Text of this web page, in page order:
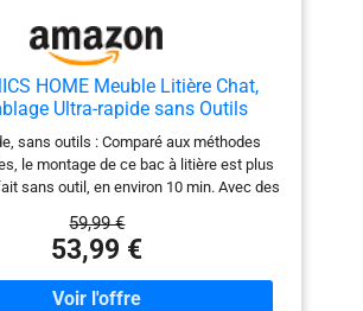
HOME Meuble Litière Chat,
Ultra-rapide sans Outils
Cache-litière pour Chats, Porte à
Pression, Maison de Toilettes,
Rustique et Marron Miel
PCL233WJ05
sans outils : Comparé aux méthodes
le montage de ce bac à litière est plus
sans outil, en environ 10 min. Avec des
2024, les panneaux s’emboîtent Plus
moins d’odeurs : Grâce à sa conception
pour bac à litière offre à votre chat
où il se sent en sécurité pour faire ses
59,99 €
53,99 €